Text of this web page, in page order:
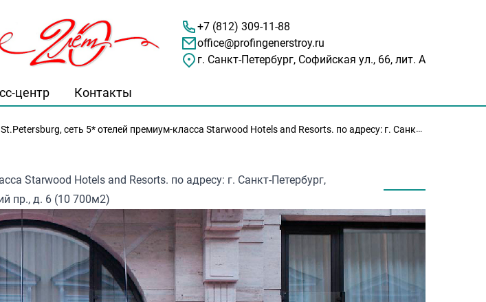
+7 (812) 309-11-88
office@profingenerstroy.ru
г. Санкт-Петербург, Софийская ул., 66, лит. А
центр Контакты
сеть 5* отелей премиум-класса Starwood Hotels and Resorts. по адресу: г. Санкт-Петербург, Вознесенский пр., д. 6 (10 700м2)
Starwood Hotels and Resorts. по адресу: г. Санкт-Петербург,
пр., д. 6 (10 700м2)